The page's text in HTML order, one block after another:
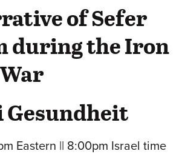
of Sefer
during the Iron
Gesundheit
Eastern || 8:00pm Israel time